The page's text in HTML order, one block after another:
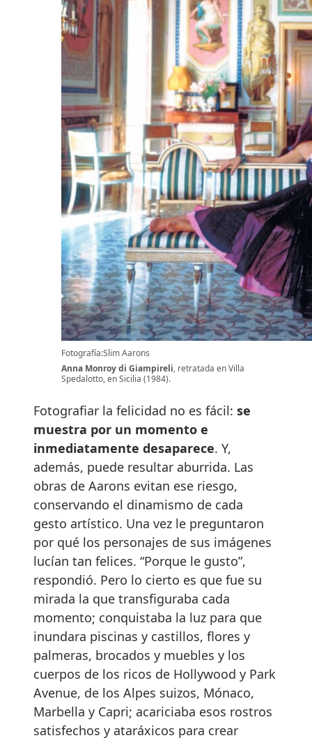
Fotografía:Slim Aarons
Anna Monroy di Giampireli, retratada en Villa
Spedalotto, en Sicilia (1984).
Fotografiar la felicidad no es fácil: se
muestra por un momento e
inmediatamente desaparece. Y,
además, puede resultar aburrida. Las
obras de Aarons evitan ese riesgo,
conservando el dinamismo de cada
gesto artístico. Una vez le preguntaron
por qué los personajes de sus imágenes
lucían tan felices. “Porque le gusto”,
respondió. Pero lo cierto es que fue su
mirada la que transfiguraba cada
momento; conquistaba la luz para que
inundara piscinas y castillos, flores y
palmeras, brocados y muebles y los
cuerpos de los ricos de Hollywood y Park
Avenue, de los Alpes suizos, Mónaco,
Marbella y Capri; acariciaba esos rostros
satisfechos y ataráxicos para crear